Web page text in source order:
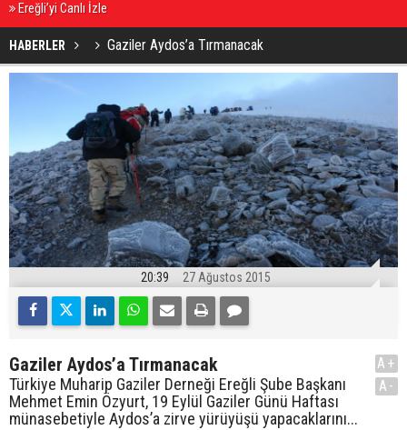
Ereğli’yi Canlı İzle
HABERLER Gaziler Aydos’a Tırmanacak
20:39 27 Ağustos 2015
Gaziler Aydos’a Tırmanacak
Türkiye Muharip Gaziler Derneği Ereğli Şube Başkanı
Mehmet Emin Özyurt, 19 Eylül Gaziler Günü Haftası
münasebetiyle Aydos’a zirve yürüyüşü yapacaklarını...
A+
A-